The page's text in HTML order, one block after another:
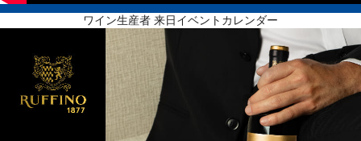
ワイン生産者 来日イベントカレンダー